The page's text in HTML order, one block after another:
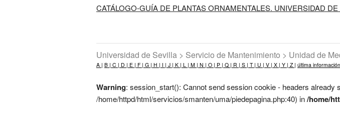
CATÁLOGO-GUÍA DE PLANTAS ORNAMENTALES. UNIVERSIDAD DE
Universidad de Sevilla > Servicio de Mantenimiento > Unidad de
A | B | C | D | E | F | G | H | I | J | K | L | M | N | O | P | Q | R | S | T | U | V | X | Y | Z | última
Warning: session_start(): Cannot send session cookie - headers already
/home/httpd/html/servicios/smanten/uma/piedepagina.php:40) in/home/